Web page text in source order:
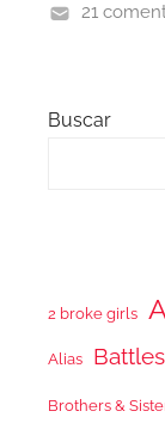
21
Buscar
2 broke girls
Alias
Brothers &